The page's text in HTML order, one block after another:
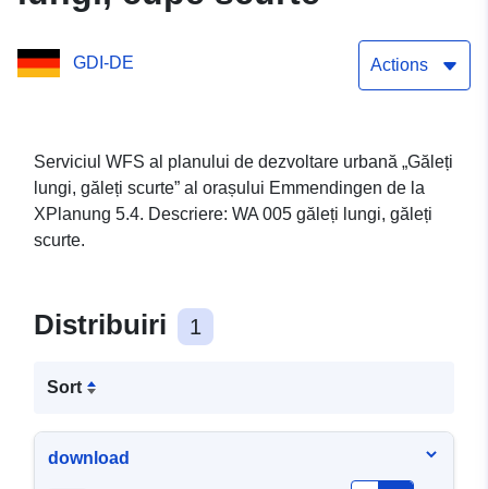
GDI-DE Actions
Serviciul WFS al planului de dezvoltare urbană „Găleți
lungi, găleți scurte” al orașului Emmendingen de la
XPlanung 5.4. Descriere: WA 005 găleți lungi, găleți
scurte.
Distribuiri 1
Sort
download